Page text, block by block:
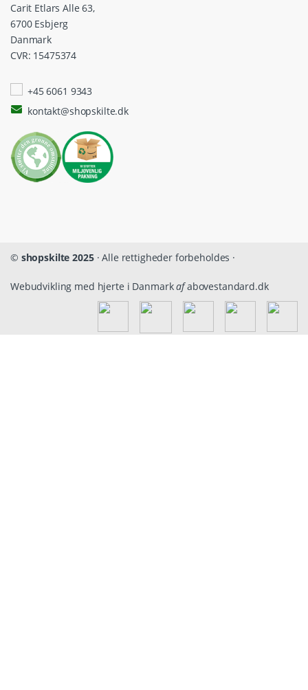
Carit Etlars Alle 63,
6700 Esbjerg
Danmark
CVR: 15475374
+45 6061 9343
kontakt@shopskilte.dk
© shopskilte 2025· Alle rettigheder forbeholdes ·
Webudvikling med hjerte i Danmarkafabovestandard.dk